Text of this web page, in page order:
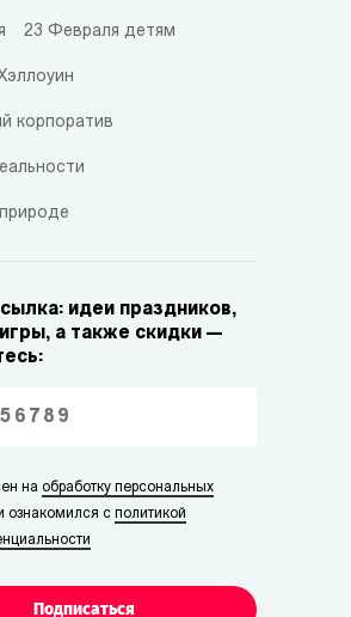
23 Февраля детям
корпоратив
идеи праздников,
а также скидки —
на обработку персональных
ознакомился с политикой
Подписаться